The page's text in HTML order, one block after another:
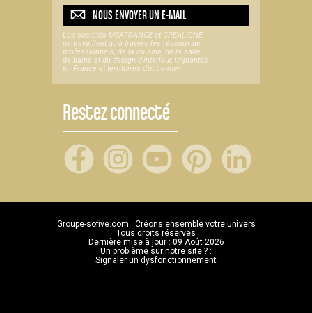
NOUS ENVOYER UNE-MAIL
Les sociétés MSAFRANCE et CREALIGNE
ne travaillent qu'à travers les réseaux de
professionnels, de la cuisine, de la salle
de bains et du design d'intérieur, implantés
en France et territoires d’outre-mer.
Restez connecté
Groupe-sofive.com : Créons ensemble votre univers
Tous droits réservés
Dernière mise à jour : 09 Août 2026
Un problème sur notre site ? :
Signaler un dysfonctionnement